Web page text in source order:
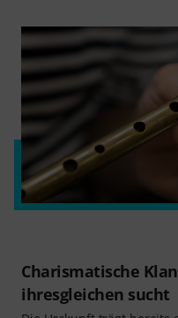
Charismatische
ihresgleichen sucht